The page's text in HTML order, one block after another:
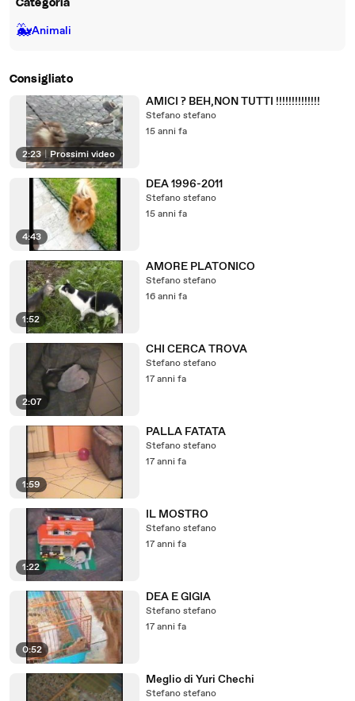
Categoria
🐳Animali
Consigliato
2:23 | Prossimi video
AMICI ? BEH,NON TUTTI !!!!!!!!!!!!!!
Stefano stefano
15 anni fa
4:43
DEA 1996-2011
Stefano stefano
15 anni fa
1:52
AMORE PLATONICO
Stefano stefano
16 anni fa
2:07
CHI CERCA TROVA
Stefano stefano
17 anni fa
1:59
PALLA FATATA
Stefano stefano
17 anni fa
1:22
IL MOSTRO
Stefano stefano
17 anni fa
0:52
DEA E GIGIA
Stefano stefano
17 anni fa
Meglio di Yuri Chechi
Stefano stefano